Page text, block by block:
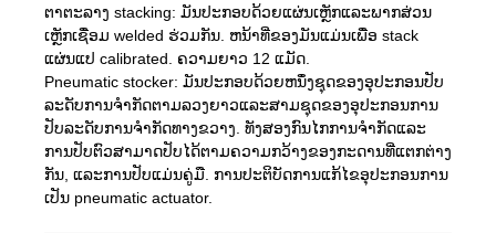
ຕາຕະລາງ stacking: ມັນປະກອບດ້ວຍແຜ່ນເຫຼັກແລະພາກສ່ວນ
ເຫຼັກເຊື່ອມ welded ຮ່ວມກັນ. ຫນ້າທີ່ຂອງມັນແມ່ນເພື່ອ stack
ແຜ່ນແປ calibrated. ຄວາມຍາວ 12 ແມັດ.
Pneumatic stocker: ມັນປະກອບດ້ວຍຫນຶ່ງຊຸດຂອງອຸປະກອນປັບ
ລະດັບການຈໍາກັດຕາມລວງຍາວແລະສາມຊຸດຂອງອຸປະກອນການ
ປັບລະດັບການຈໍາກັດທາງຂວາງ. ທັງສອງກົນໄກການຈໍາກັດແລະ
ການປັບຕົວສາມາດປັບໄດ້ຕາມຄວາມກວ້າງຂອງກະດານທີ່ແຕກຕ່າງ
ກັນ, ແລະການປັບແມ່ນຄູ່ມື. ການ​ປະ​ຕິ​ບັດ​ການ​ແກ້​ໄຂ​ອຸ​ປະ​ກອນ​ການ​
ເປັນ pneumatic actuator​.